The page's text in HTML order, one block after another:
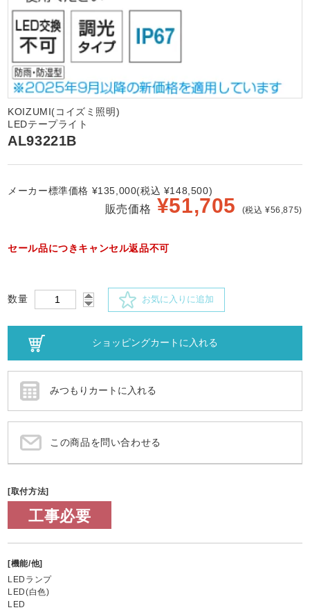
KOIZUMI(コイズミ照明)
LEDテープライト
AL93221B
メーカー標準価格 ¥135,000(税込 ¥148,500)
販売価格 ¥51,705 (税込 ¥56,875)
セール品につきキャンセル返品不可
数量 お気に入りに追加
この商品を問い合わせる
[取付方法]
工事必要
[機能/他]
LEDランプ
LED(白色)
LED